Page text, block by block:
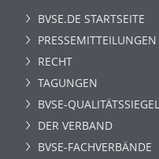
BVSE.DE STARTSEITE
PRESSEMITTEILUNGEN
RECHT
TAGUNGEN
BVSE-QUALITÄTSSIEGEL
DER VERBAND
BVSE-FACHVERBÄNDE